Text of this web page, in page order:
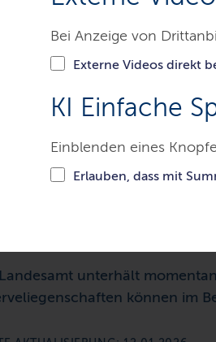
Bei Anzeige von
Externe Videos direkt
KI Einfache
Einblenden eines
Erlauben, dass mit
Ministerien & Behörden Landesamt
unterhält
können im